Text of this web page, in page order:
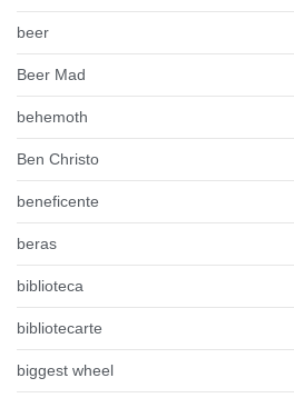
beer
Beer Mad
behemoth
Ben Christo
beneficente
beras
biblioteca
bibliotecarte
biggest wheel